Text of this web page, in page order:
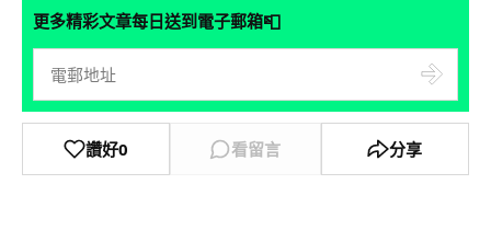
更多精彩文章每日送到電子郵箱📮
讚好0 看留言 分享